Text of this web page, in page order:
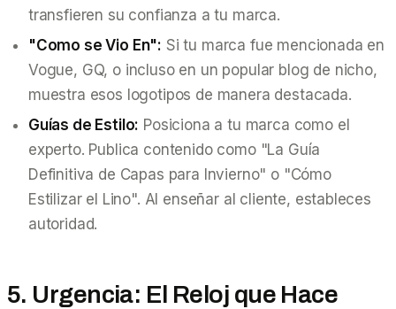
transfieren su confianza a tu marca.
"Como se Vio En": Si tu marca fue mencionada en
Vogue, GQ, o incluso en un popular blog de nicho,
muestra esos logotipos de manera destacada.
Guías de Estilo: Posiciona a tu marca como el
experto. Publica contenido como "La Guía
Definitiva de Capas para Invierno" o "Cómo
Estilizar el Lino". Al enseñar al cliente, estableces
autoridad.
5. Urgencia: El Reloj que Hace